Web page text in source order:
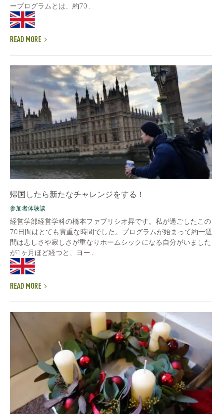
ープログラムとは、約70...
READ MORE
帰国したら新たなチャレンジをする！
参加者体験談
経営学部経営学科の橋本ファブリシオ昇です。私が過ごしたこの
70日間はとても貴重な時間でした。プログラムが始まって約一週
間は悲しさや寂しさが重なりホームシックになる自分がいました
が1ヶ月ほど経つと、ヨー...
READ MORE